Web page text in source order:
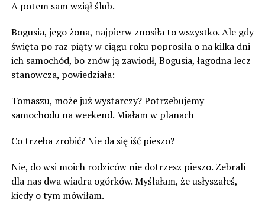
A potem sam wziął ślub.
Bogusia, jego żona, najpierw znosiła to wszystko. Ale gdy
święta po raz piąty w ciągu roku poprosiła o na kilka dni
ich samochód, bo znów ją zawiodł, Bogusia, łagodna lecz
stanowcza, powiedziała:
Tomaszu, może już wystarczy? Potrzebujemy
samochodu na weekend. Miałam w planach
Co trzeba zrobić? Nie da się iść pieszo?
Nie, do wsi moich rodziców nie dotrzesz pieszo. Zebrali
dla nas dwa wiadra ogórków. Myślałam, że usłyszałeś,
kiedy o tym mówiłam.